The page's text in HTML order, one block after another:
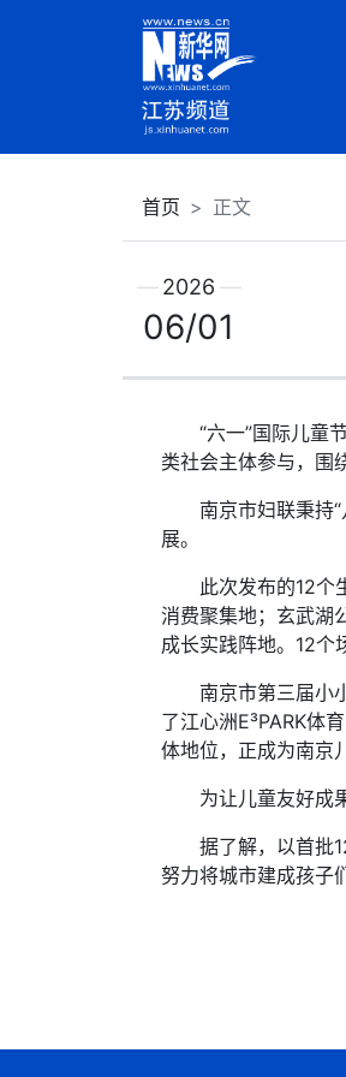
首页 正文
2026
06/01
“六一”国际儿童节
类社会主体参与，围
南京市妇联秉持“
展。
此次发布的12个生
消费聚集地；玄武湖
成长实践阵地。12个
南京市第三届小小
了江心洲E³PARK体
体地位，正成为南京
为让儿童友好成果
据了解，以首批12
努力将城市建成孩子